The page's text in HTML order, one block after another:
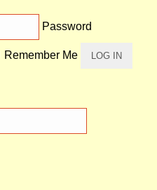
Password
Remember Me